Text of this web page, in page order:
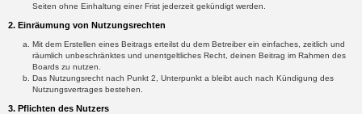
Seiten ohne Einhaltung einer Frist jederzeit gekündigt werden.
2. Einräumung von Nutzungsrechten
Mit dem Erstellen eines Beitrags erteilst du dem Betreiber ein einfaches, zeitlich und
räumlich unbeschränktes und unentgeltliches Recht, deinen Beitrag im Rahmen des
Boards zu nutzen.
Das Nutzungsrecht nach Punkt 2, Unterpunkt a bleibt auch nach Kündigung des
Nutzungsvertrages bestehen.
3. Pflichten des Nutzers